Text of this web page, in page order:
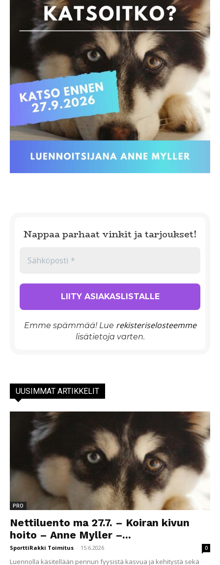
Nappaa parhaat vinkit ja tarjoukset!
Emme spämmää! Lue rekisteriselosteemme
lisätietoja varten.
UUSIMMAT ARTIKKELIT
PRO
Nettiluento ma 27.7. – Koiran kivun
hoito – Anne Myller –...
SporttiRakki Toimitus - 15.6.2026 0
Luennolla käsitellään pennun fyysistä kasvua ja kehitystä sekä